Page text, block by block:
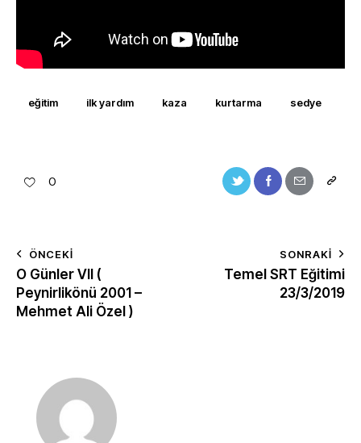
eğitim ilk yardım kaza kurtarma sedye
0
ÖNCEKI
O Günler VII (
Peynirlikönü 2001 –
Mehmet Ali Özel )
SONRAKI
Temel SRT Eğitimi
23/3/2019